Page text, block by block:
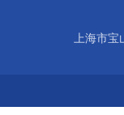
上海市